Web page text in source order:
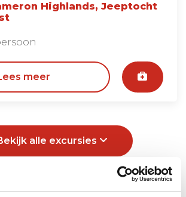
Highlands, Jeeptocht
meer
alle excursies